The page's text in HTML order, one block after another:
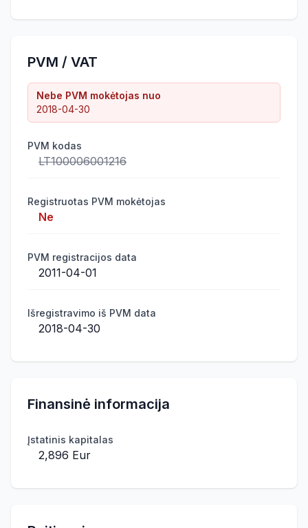
PVM / VAT
Nebe PVM mokėtojas nuo
2018-04-30
PVM kodas
LT100006001216
Registruotas PVM mokėtojas
Ne
PVM registracijos data
2011-04-01
Išregistravimo iš PVM data
2018-04-30
Finansinė informacija
Įstatinis kapitalas
2,896 Eur